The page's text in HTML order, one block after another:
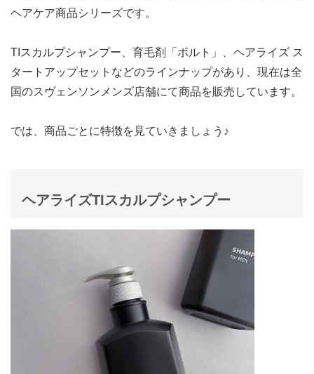
ヘアケア商品シリーズです。
TIスカルプシャンプー、育毛剤「ボルト」、ヘアライズ ス
タートアップセットなどのラインナップがあり、現在は全
国のスヴェンソンメンズ店舗にて商品を販売しています。
では、商品ごとに特徴を見ていきましょう♪
ヘアライズTIスカルプシャンプー